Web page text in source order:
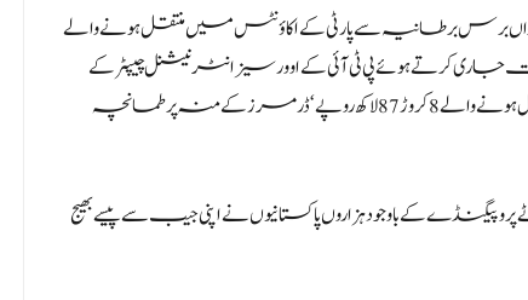
برس برطانیہ سے پارٹی کے اکاؤنٹس میں منتقل ہونے والے
کرتے ہوئے پی ٹی آئی کے اوورسیز انٹرنیشنل چیپٹرکے
سیکریٹری ڈاکٹر عبداللہ ریار نے کہا کہ برطانیہ سے موصول ہونے والے 8 کروڑ 87 لاکھ روپے ‘ڈرمرز کے منہ پر طمانچہ
کے باوجود ہزاروں پاکستانیوں نے اپنی جیب سے پیسے بھیج